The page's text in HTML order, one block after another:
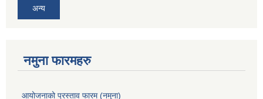
अन्य
नमुना फारमहरु
आयोजनाको प्रस्ताव फारम (नमुना)